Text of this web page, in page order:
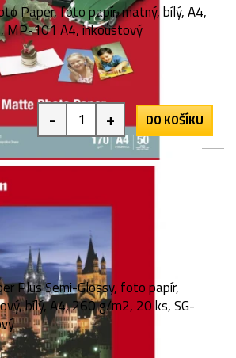
Paper, foto papír, matný, bílý, A4,
MP-101 A4, inkoustový
- + DO KOŠÍKU
Plus Semi-Glossy, foto papír,
bílý, A4, 260 g/m2, 20 ks, SG-